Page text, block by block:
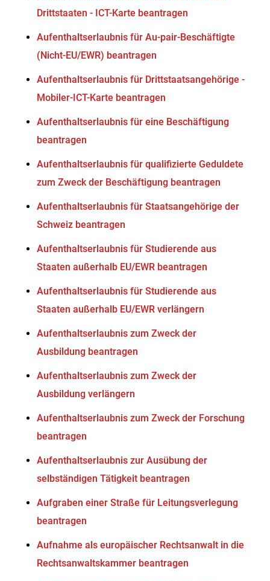
Drittstaaten - ICT-Karte beantragen
Aufenthaltserlaubnis für Au-pair-Beschäftigte
(Nicht-EU/EWR) beantragen
Aufenthaltserlaubnis für Drittstaatsangehörige -
Mobiler-ICT-Karte beantragen
Aufenthaltserlaubnis für eine Beschäftigung
beantragen
Aufenthaltserlaubnis für qualifizierte Geduldete
zum Zweck der Beschäftigung beantragen
Aufenthaltserlaubnis für Staatsangehörige der
Schweiz beantragen
Aufenthaltserlaubnis für Studierende aus
Staaten außerhalb EU/EWR beantragen
Aufenthaltserlaubnis für Studierende aus
Staaten außerhalb EU/EWR verlängern
Aufenthaltserlaubnis zum Zweck der
Ausbildung beantragen
Aufenthaltserlaubnis zum Zweck der
Ausbildung verlängern
Aufenthaltserlaubnis zum Zweck der Forschung
beantragen
Aufenthaltserlaubnis zur Ausübung der
selbständigen Tätigkeit beantragen
Aufgraben einer Straße für Leitungsverlegung
beantragen
Aufnahme als europäischer Rechtsanwalt in die
Rechtsanwaltskammer beantragen